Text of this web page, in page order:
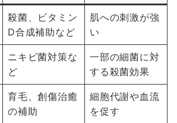
殺菌、ビタミン
D合成補助など
肌への刺激が強
い
ニキビ菌対策な
ど
一部の細菌に対
する殺菌効果
育毛、創傷治癒
の補助
細胞代謝や血流
を促す